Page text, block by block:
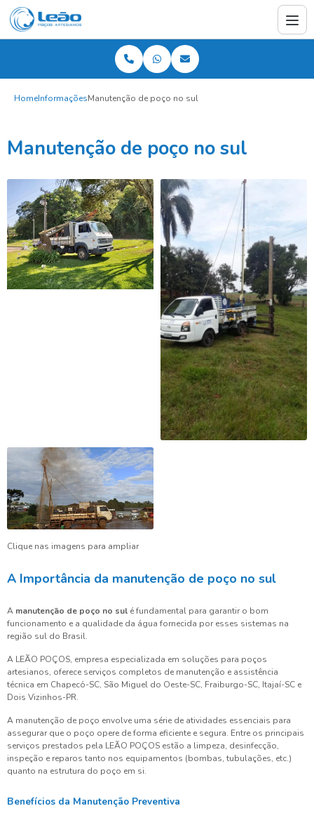
HomeInformaçõesManutenção de poço no sul
Manutenção de poço no sul
Clique nas imagens para ampliar
A Importância da manutenção de poço no sul
A manutenção de poço no sul é fundamental para garantir o bom
funcionamento e a qualidade da água fornecida por esses sistemas na
região sul do Brasil.
A LEÃO POÇOS, empresa especializada em soluções para poços
artesianos, oferece serviços completos de manutenção e assistência
técnica em Chapecó-SC, São Miguel do Oeste-SC, Fraiburgo-SC, Itajaí-SC e
Dois Vizinhos-PR.
A manutenção de poço envolve uma série de atividades essenciais para
assegurar que o poço opere de forma eficiente e segura. Entre os principais
serviços prestados pela LEÃO POÇOS estão a limpeza, desinfecção,
inspeção e reparos tanto nos equipamentos (bombas, tubulações, etc.)
quanto na estrutura do poço em si.
Benefícios da Manutenção Preventiva